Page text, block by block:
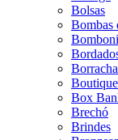
Bolsas
Bombas
Boutique
Box
Brechó
Brindes